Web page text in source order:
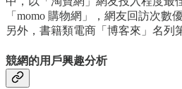
「momo 購物網」，網友回訪次數
另外，書籍類電商「博客來」名列
競網的用戶興趣分析